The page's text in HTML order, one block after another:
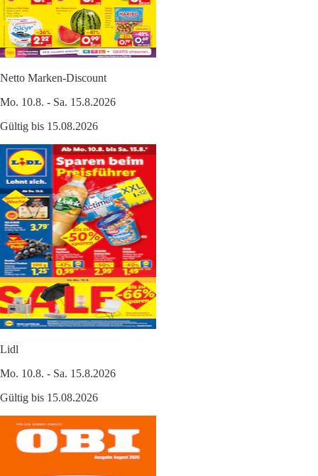
Netto Marken-Discount
Mo. 10.8. - Sa. 15.8.2026
Gültig bis 15.08.2026
Lidl
Mo. 10.8. - Sa. 15.8.2026
Gültig bis 15.08.2026